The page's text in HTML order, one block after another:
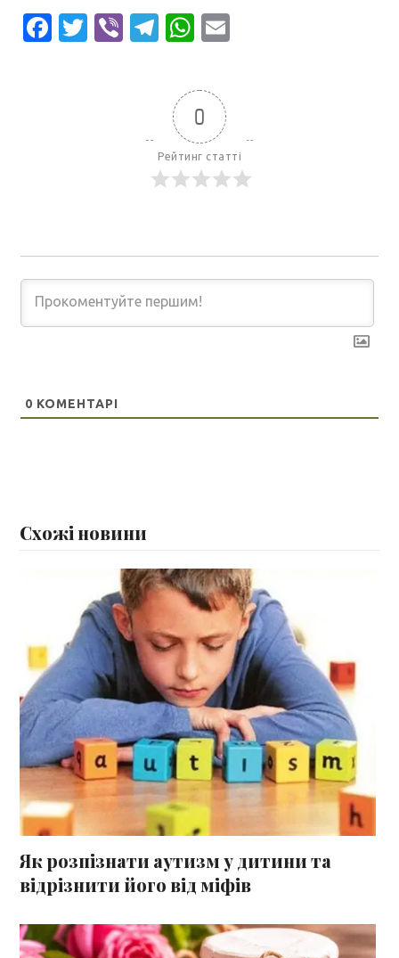
Facebook
Twitter
ViberTelegram
WhatsApp
0
Рейтинг статті
0 КОМЕНТАРІ
Схожі новини
Як розпізнати аутизм у дитини та
відрізнити його від міфів